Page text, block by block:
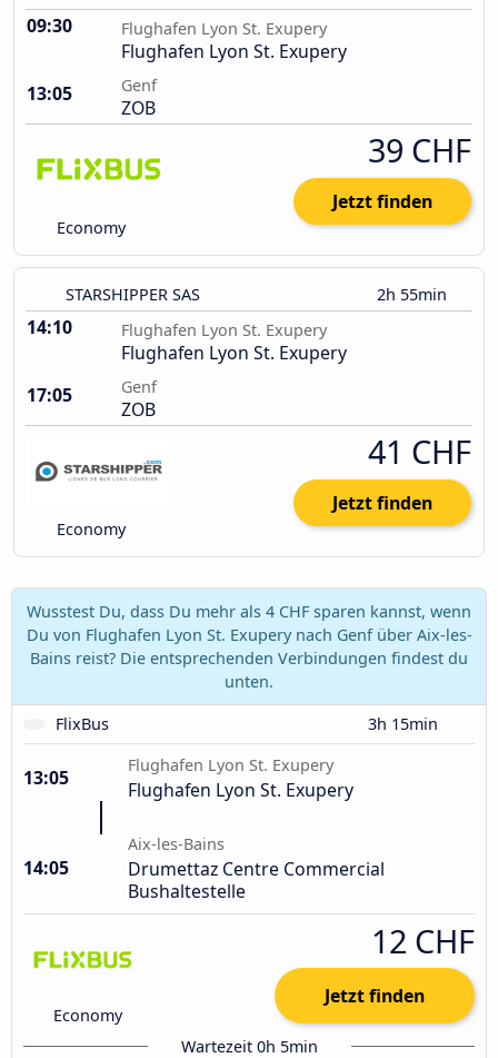
09:30 Flughafen Lyon St. Exupery
Flughafen Lyon St. Exupery
13:05
Genf
ZOB
Economy
39 CHF
Jetzt finden
STARSHIPPER SAS 2h 55min
14:10 Flughafen Lyon St. Exupery
Flughafen Lyon St. Exupery
17:05
Genf
ZOB
Economy
41 CHF
Jetzt finden
Wusstest Du, dass Du mehr als 4 CHF sparen kannst, wenn
Du von Flughafen Lyon St. Exupery nach Genf über Aix-les-
Bains reist? Die entsprechenden Verbindungen findest du
unten.
FlixBus
3h 15min
13:05
Flughafen Lyon St. Exupery
Flughafen Lyon St. Exupery
14:05
Aix-les-Bains
Drumettaz Centre Commercial
Bushaltestelle
Economy
12 CHF
Jetzt finden
Wartezeit 0h 5min